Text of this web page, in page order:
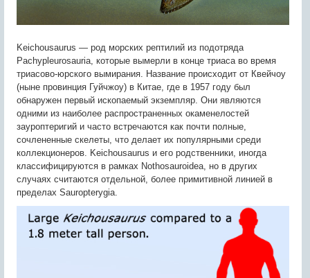
Keichousaurus — род морских рептилий из подотряда
Pachypleurosauria, которые вымерли в конце триаса во время
триасово-юрского вымирания. Название происходит от Квейчоу
(ныне провинция Гуйчжоу) в Китае, где в 1957 году был
обнаружен первый ископаемый экземпляр. Они являются
одними из наиболее распространенных окаменелостей
зауроптеригий и часто встречаются как почти полные,
сочлененные скелеты, что делает их популярными среди
коллекционеров. Keichousaurus и его родственники, иногда
классифицируются в рамках Nothosauroidea, но в других
случаях считаются отдельной, более примитивной линией в
пределах Sauropterygia.